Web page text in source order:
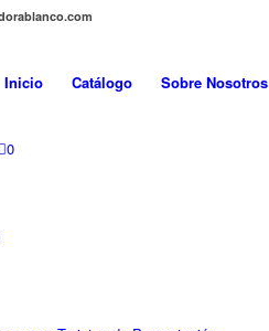
Inicio Catálogo Sobre Nosotros
0